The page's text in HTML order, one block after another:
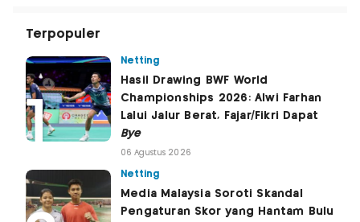
Terpopuler
Netting
Hasil Drawing BWF World
Championships 2026: Alwi Farhan
Lalui Jalur Berat, Fajar/Fikri Dapat
Bye
06 Agustus 2026
Netting
Media Malaysia Soroti Skandal
Pengaturan Skor yang Hantam Bulu